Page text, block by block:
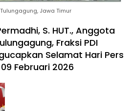
Jawa Timur
S. HUT., Anggota
Fraksi PDI
Selamat Hari Pers
Februari 2026